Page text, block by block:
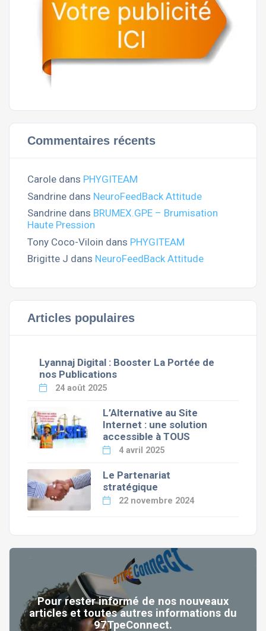
Commentaires récents
Carole dans PHYGITEAM
Sandrine dans NeuroFeedBack Attitude
Sandrine dans BRUMEX.GPE – Brumisation
Haute Pression
Tony Coco-Viloin dans PHYGITEAM
Brigitte J dans NeuroFeedBack Attitude
Articles populaires
Lyannaj Digital : Booster La Portée de
nos Publications
24 août 2025
L’Alternative au Site
Internet : une solution
accessible à TOUS
4 avril 2025
Le Partenariat
stratégique
22 novembre 2024
Pour rester informé de nos nouveaux
articles et toutes autres informations du
97TpeConnect.